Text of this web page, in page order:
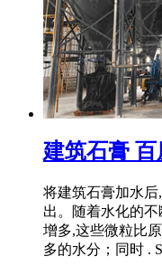
建筑石膏
将建筑石膏加水
出。随着水化的
增多,这些微粒比
多的水分；同时 .